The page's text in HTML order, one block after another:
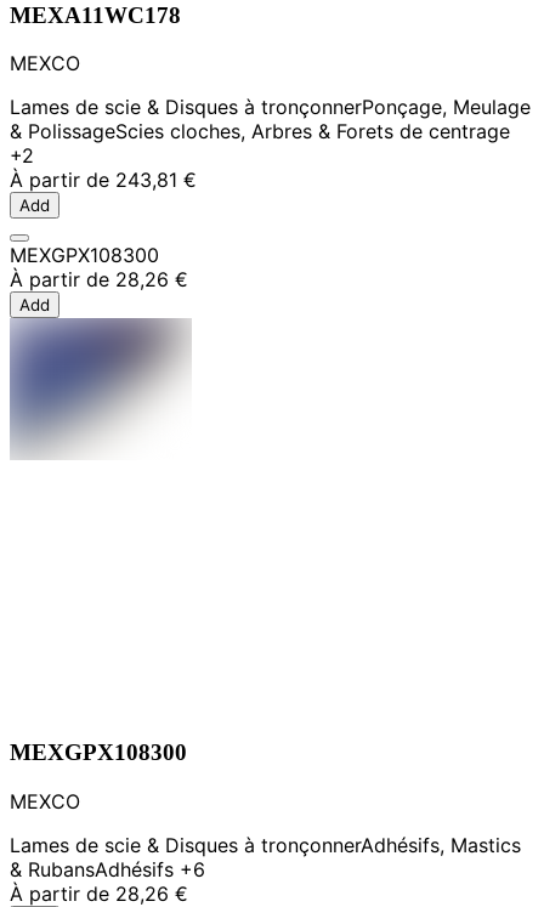
MEXA11WC178
MEXCO
Lames de scie & Disques à tronçonnerPonçage, Meulage
& PolissageScies cloches, Arbres & Forets de centrage
+2
À partir de 243,81 €
Add
MEXGPX108300
À partir de 28,26 €
Add
MEXGPX108300
MEXCO
Lames de scie & Disques à tronçonnerAdhésifs, Mastics
& RubansAdhésifs +6
À partir de 28,26 €